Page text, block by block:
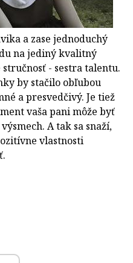
a zase jednoduchý
na jediný kvalitný
- sestra talentu.
by stačilo obľubou
a presvedčivý. Je tiež
vaša pani môže byť
A tak sa snaží,
vlastnosti